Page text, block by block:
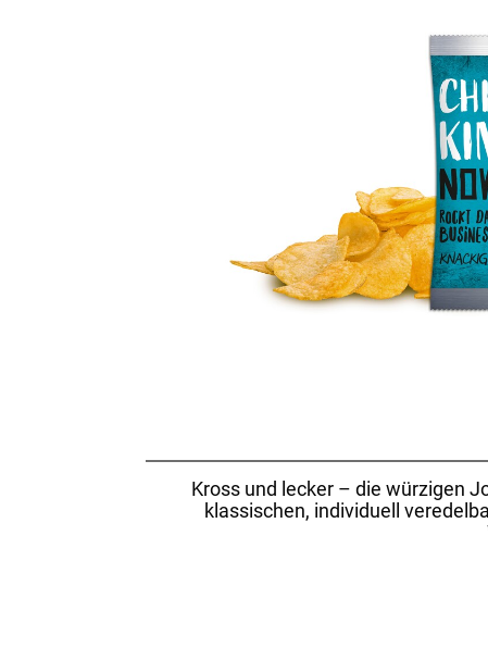
Kross und lecker – die würzigen
klassischen, individuell